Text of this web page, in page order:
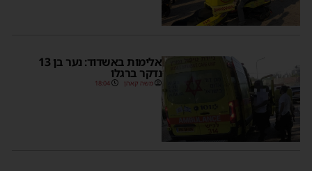
אלימות באשדוד: נער בן 13
נדקר ברגלו
משה קאהן 18:04